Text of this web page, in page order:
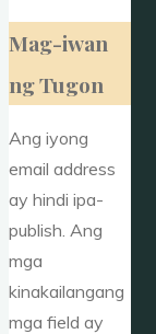
Mag-iwan
ng Tugon
Ang iyong
email address
ay hindi ipa-
publish. Ang
mga
kinakailangang
mga field ay